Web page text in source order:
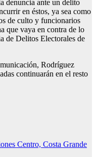
denuncia ante un delito
en éstos, ya sea como
de culto y funcionarios
que vaya en contra de lo
de Delitos Electorales de
Rodríguez
continuarán en el resto
Centro, Costa Grande